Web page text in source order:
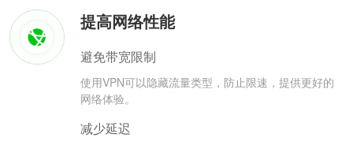
提高网络性能
避免带宽限制
使用VPN可以隐藏流量类型，防止限速，提供更好的
网络体验。
减少延迟